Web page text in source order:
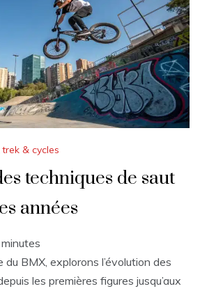
& cycles
techniques de saut
années
minutes
du BMX, explorons l’évolution des
les premières figures jusqu’aux